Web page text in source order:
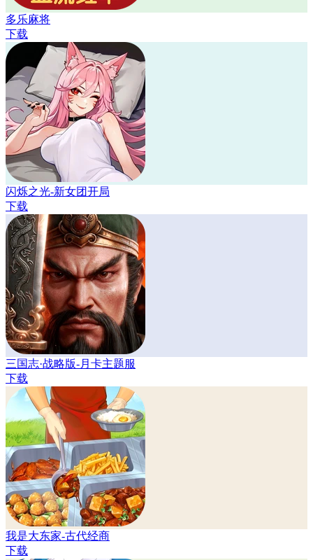
多乐麻将
下载
闪烁之光-新女团开局
下载
三国志·战略版-月卡主题服
下载
我是大东家-古代经商
下载